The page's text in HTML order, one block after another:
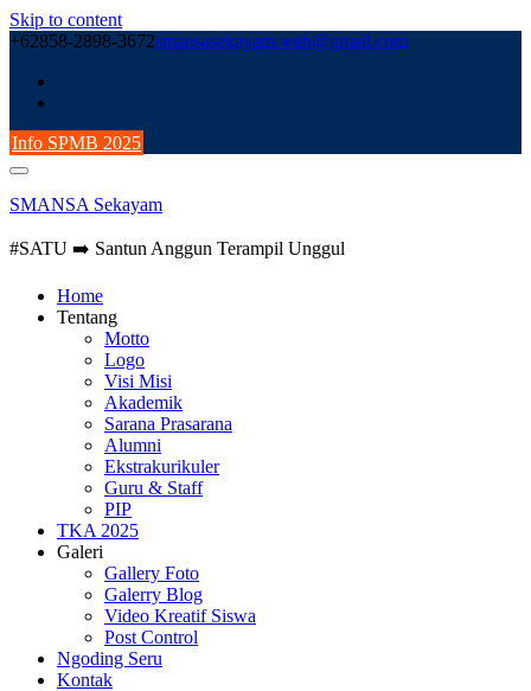
Skip to content
+62858-2898-3672smansasekayam.web@gmail.com
Info SPMB 2025
SMANSA Sekayam
#SATU ➡️ Santun Anggun Terampil Unggul
Home
Tentang
Motto
Logo
Visi Misi
Akademik
Sarana Prasarana
Alumni
Ekstrakurikuler
Guru & Staff
PIP
TKA 2025
Galeri
Gallery Foto
Galerry Blog
Video Kreatif Siswa
Post Control
Ngoding Seru
Kontak